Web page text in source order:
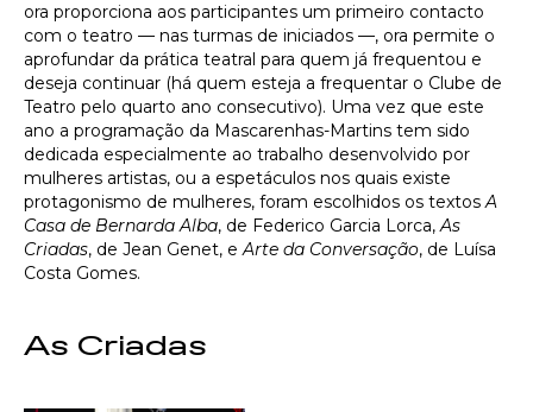
ora proporciona aos participantes um primeiro contacto
com o teatro — nas turmas de iniciados —, ora permite o
aprofundar da prática teatral para quem já frequentou e
deseja continuar (há quem esteja a frequentar o Clube de
Teatro pelo quarto ano consecutivo). Uma vez que este
ano a programação da Mascarenhas-Martins tem sido
dedicada especialmente ao trabalho desenvolvido por
mulheres artistas, ou a espetáculos nos quais existe
protagonismo de mulheres, foram escolhidos os textosA
Casa de Bernarda Alba, de Federico Garcia Lorca,As
Criadas, de Jean Genet, eArte da Conversação, de Luísa
Costa Gomes.
As Criadas